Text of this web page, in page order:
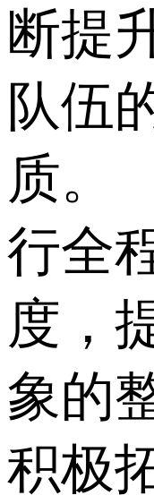
断提
队伍
质
行全
度，
象的
积极